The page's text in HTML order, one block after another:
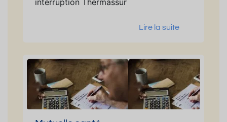
Lire la suite